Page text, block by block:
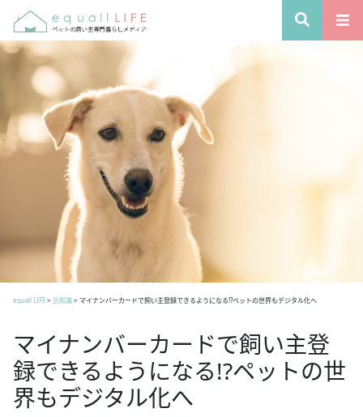
equall LIFE> 豆知識> マイナンバーカードで飼い主登録できるようになる!?ペットの世界もデジタル化へ
マイナンバーカードで飼い主登
録できるようになる!?ペットの世
界もデジタル化へ